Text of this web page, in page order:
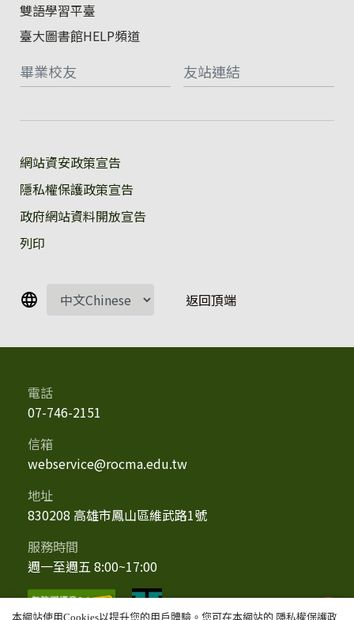
雙語學習平臺
臺大圖書館HELP頻道
畢業校友 友站連結
網站資安政策宣告
隱私權保護政策宣告
政府網站資料開放宣告
列印
返回頂端
電話
07-746-2151
信箱
webservice@rocma.edu.tw
地址
830208 高雄市鳳山區維武路1號
服務時間
週一至週五 8:00~17:00
招生
本網站使用Cookies以提升您的用戶體驗。您可在本網站的 隱私權保護政